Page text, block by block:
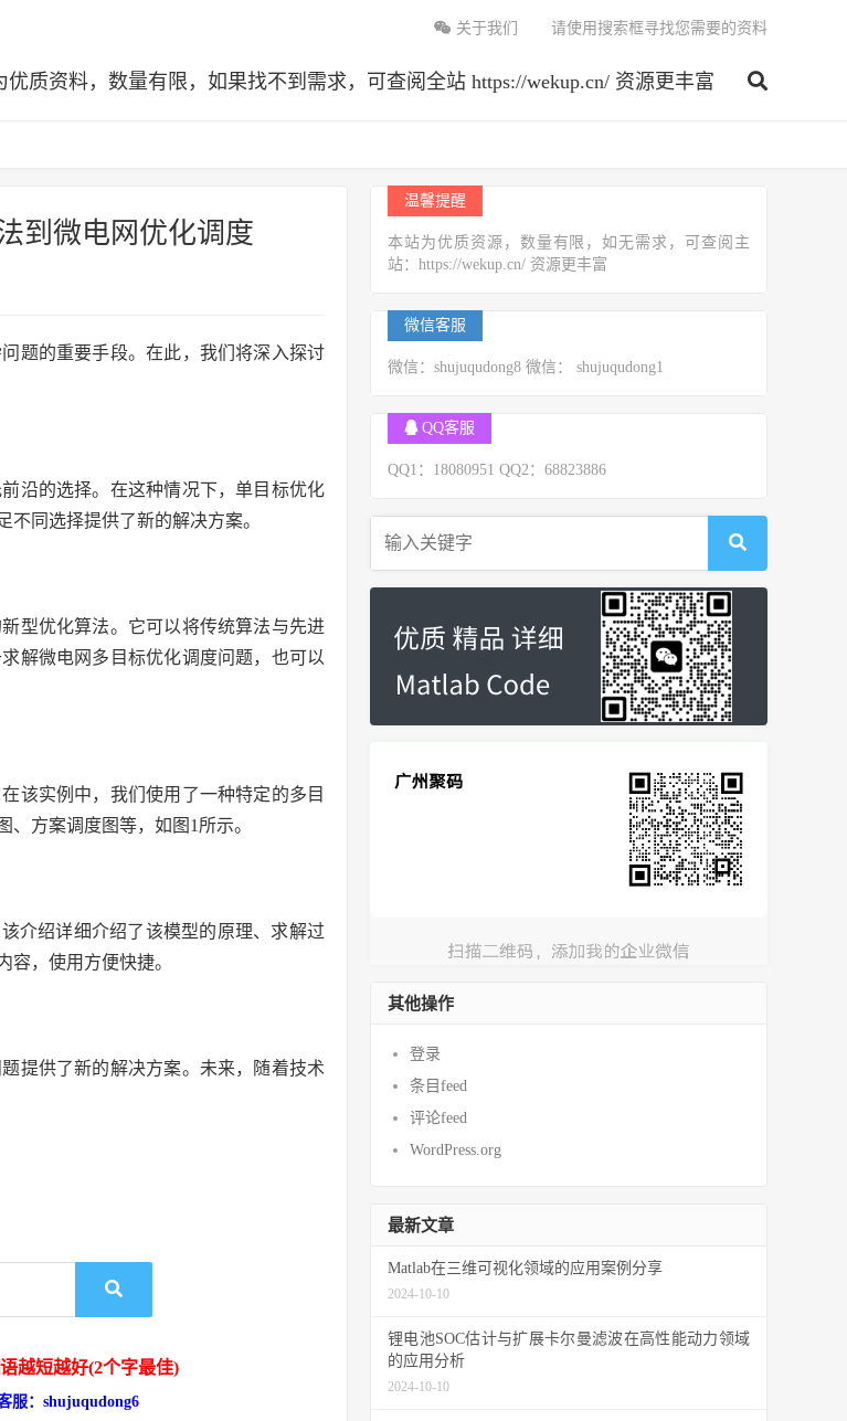
优质资料，数量有限，如果找不到需求，可查阅全站 https://wekup.cn/ 资源更丰富
关于我们 请使用搜索框寻找您需要的资料
到微电网优化调度
题的重要手段。在此，我们将深入探讨
沿的选择。在这种情况下，单目标优化
同选择提供了新的解决方案。
型优化算法。它可以将传统算法与先进
解微电网多目标优化调度问题，也可以
该实例中，我们使用了一种特定的多目
方案调度图等，如图1所示。
介绍详细介绍了该模型的原理、求解过
，使用方便快捷。
提供了新的解决方案。未来，随着技术
越短越好(2个字最佳)
服：shujuqudong6
温馨提醒
本站为优质资源，数量有限，如无需求，可查阅主
站：https://wekup.cn/ 资源更丰富
微信客服
微信：shujuqudong8 微信： shujuqudong1
QQ客服
QQ1：18080951 QQ2：68823886
其他操作
登录
条目feed
评论feed
WordPress.org
最新文章
Matlab在三维可视化领域的应用案例分享
2024-10-10
锂电池SOC估计与扩展卡尔曼滤波在高性能动力领域
的应用分析
2024-10-10